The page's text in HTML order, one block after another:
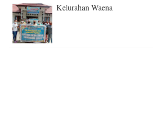
Kelurahan Waena